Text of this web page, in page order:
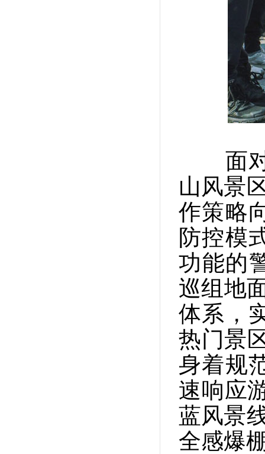
面对
山风景
作策略
防控模
功能的
巡组地
体系，
热门景
身着规
速响应
蓝风景
全感爆